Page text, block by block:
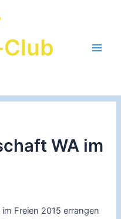
WA im
Freien 2015 errangen